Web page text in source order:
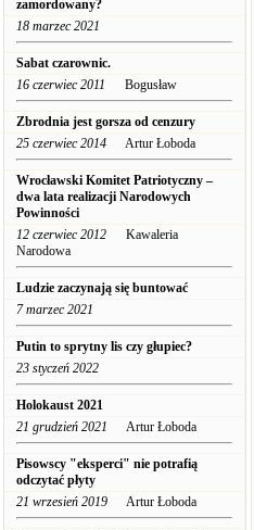
zamordowany?
18 marzec 2021
Sabat czarownic.
16 czerwiec 2011 Bogusław
Zbrodnia jest gorsza od cenzury
25 czerwiec 2014 Artur Łoboda
Wrocławski Komitet Patriotyczny –
dwa lata realizacji Narodowych
Powinności
12 czerwiec 2012 Kawaleria
Narodowa
Ludzie zaczynają się buntować
7 marzec 2021
Putin to sprytny lis czy głupiec?
23 styczeń 2022
Holokaust 2021
21 grudzień 2021 Artur Łoboda
Pisowscy "eksperci" nie potrafią
odczytać płyty
21 wrzesień 2019 Artur Łoboda